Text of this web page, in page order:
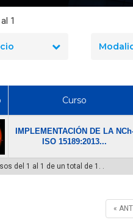
1
Curso
IMPLEMENTACIÓN DE LA
ISO 15189:2013...
del 1 al 1 de un total de 1. .
«